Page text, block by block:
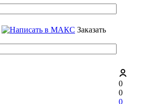
Заказать
0
0
0